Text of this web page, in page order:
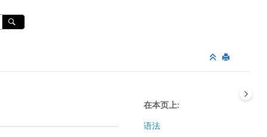
在本页上
语法